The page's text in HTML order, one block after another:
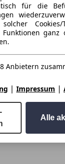
für die
Cookies/
ganz
Anbietern
| Impressum |
Alle